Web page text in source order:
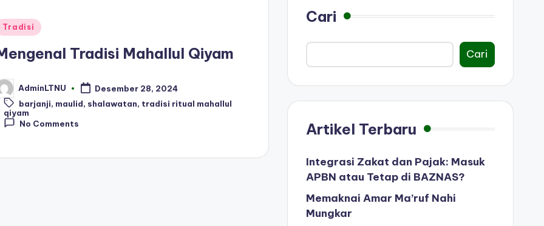
Tradisi
Tradisi Mahallul Qiyam
AdminLTNU
Desember 28, 2024
Tags:barjanji, maulid, shalawatan, tradisi ritual mahallul
qiyam
No Comments
Cari
Cari
Artikel Terbaru
Integrasi Zakat dan Pajak: Masuk
APBN atau Tetap di BAZNAS?
Memaknai Amar Ma’ruf Nahi
Mungkar